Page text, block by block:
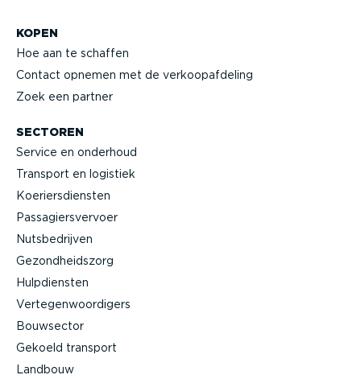
KOPEN
Hoe aan te schaffen
Contact opnemen met de verkoop­af­deling
Zoek een partner
SECTOREN
Service en onderhoud
Transport en logistiek
Koeriers­diensten
Passa­giers­vervoer
Nutsbe­drijven
Gezond­heidszorg
Hulpdiensten
Verte­gen­woor­digers
Bouwsector
Gekoeld transport
Landbouw